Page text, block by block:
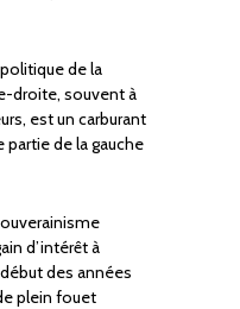
de la
droite, souvent à
est un carburant
partie de la gauche
d’intérêt à
des années
plein fouet